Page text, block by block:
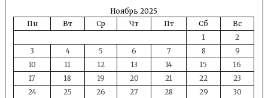
Ноябрь 2025
Пн
Вт Ср Чт Пт Сб
Вс
1
2
3
4 5 6 7 8
9
10
11 12 13 14 15
16
17
18 19 20 21 22
23
24
25 26 27 28 29 30